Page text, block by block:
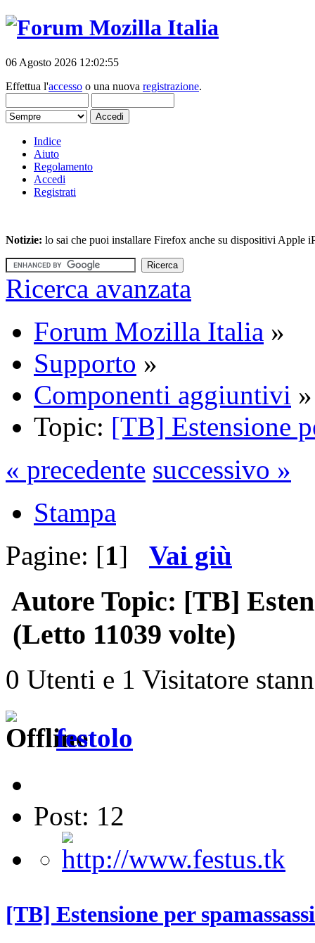
06 Agosto 2026 12:02:55
Effettua l'accesso o una nuova registrazione.
Indice
Aiuto
Regolamento
Accedi
Registrati
Notizie: lo sai che puoi installare Firefox anche su dispositivi Apple
Ricerca avanzata
Forum Mozilla Italia »
Supporto »
Componenti aggiuntivi »
Topic: [TB] Estensione
« precedente successivo »
Stampa
Pagine: [1] Vai giù
Autore Topic: [TB]
(Letto 11039 volte)
0 Utenti e 1 Visitatore
festolo
Post: 12
[TB] Estensione per